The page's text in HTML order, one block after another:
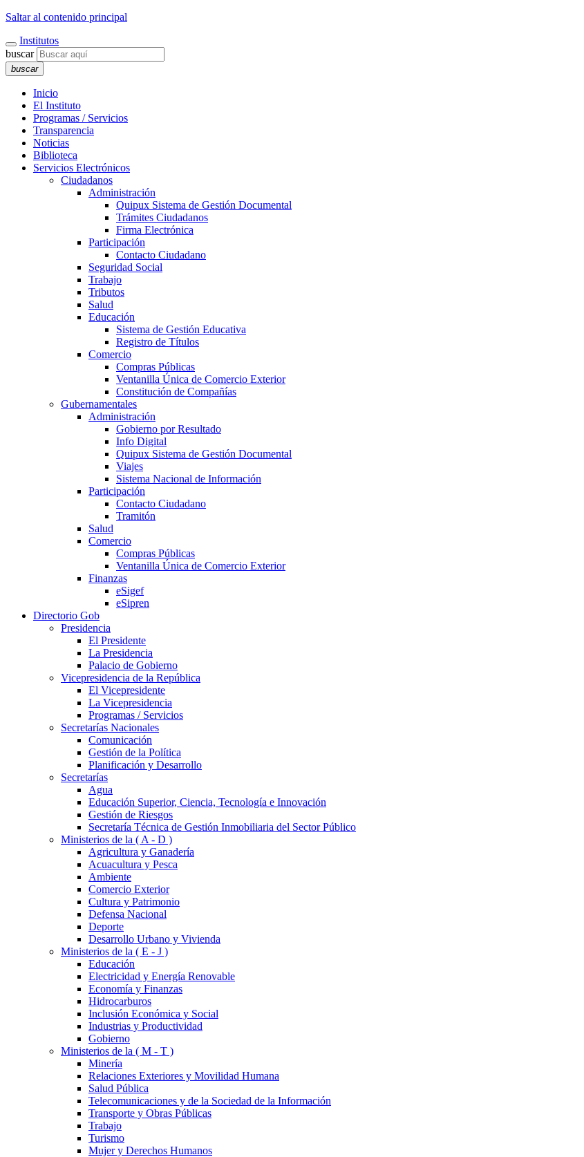
Saltar al contenido principal
Institutos
buscar
buscar
Inicio
El Instituto
Programas / Servicios
Transparencia
Noticias
Biblioteca
Servicios Electrónicos
Ciudadanos
Administración
Quipux Sistema de Gestión Documental
Trámites Ciudadanos
Firma Electrónica
Participación
Contacto Ciudadano
Seguridad Social
Trabajo
Tributos
Salud
Educación
Sistema de Gestión Educativa
Registro de Títulos
Comercio
Compras Públicas
Ventanilla Única de Comercio Exterior
Constitución de Compañías
Gubernamentales
Administración
Gobierno por Resultado
Info Digital
Quipux Sistema de Gestión Documental
Viajes
Sistema Nacional de Información
Participación
Contacto Ciudadano
Tramitón
Salud
Comercio
Compras Públicas
Ventanilla Única de Comercio Exterior
Finanzas
eSigef
eSipren
Directorio Gob
Presidencia
El Presidente
La Presidencia
Palacio de Gobierno
Vicepresidencia de la República
El Vicepresidente
La Vicepresidencia
Programas / Servicios
Secretarías Nacionales
Comunicación
Gestión de la Política
Planificación y Desarrollo
Secretarías
Agua
Educación Superior, Ciencia, Tecnología e Innovación
Gestión de Riesgos
Secretaría Técnica de Gestión Inmobiliaria del Sector Público
Ministerios de la ( A - D )
Agricultura y Ganadería
Acuacultura y Pesca
Ambiente
Comercio Exterior
Cultura y Patrimonio
Defensa Nacional
Deporte
Desarrollo Urbano y Vivienda
Ministerios de la ( E - J )
Educación
Electricidad y Energía Renovable
Economía y Finanzas
Hidrocarburos
Inclusión Económica y Social
Industrias y Productividad
Gobierno
Ministerios de la ( M - T )
Minería
Relaciones Exteriores y Movilidad Humana
Salud Pública
Telecomunicaciones y de la Sociedad de la Información
Transporte y Obras Públicas
Trabajo
Turismo
Mujer y Derechos Humanos